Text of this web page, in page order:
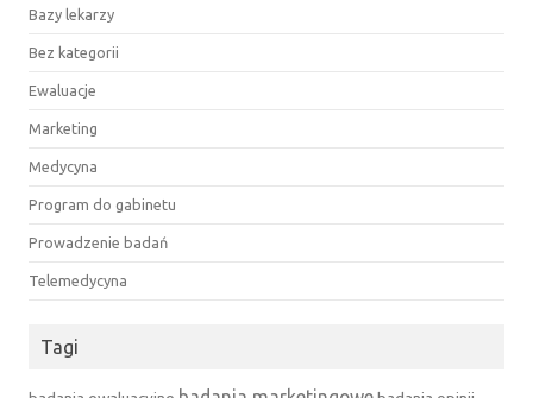
Bazy lekarzy
Bez kategorii
Ewaluacje
Marketing
Medycyna
Program do gabinetu
Prowadzenie badań
Telemedycyna
Tagi